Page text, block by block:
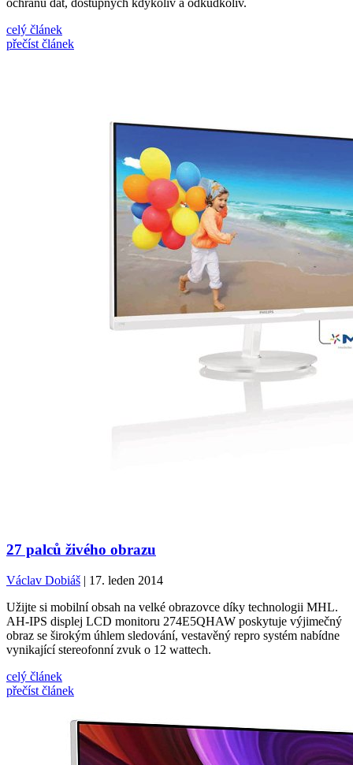
celý článek
přečíst článek
27 palců živého obrazu
Václav Dobiáš | 17. leden 2014
Užijte si mobilní obsah na velké obrazovce díky technologii MHL.
AH-IPS displej LCD monitoru 274E5QHAW poskytuje výjimečný
obraz se širokým úhlem sledování, vestavěný repro systém nabídne
vynikající stereofonní zvuk o 12 wattech.
celý článek
přečíst článek